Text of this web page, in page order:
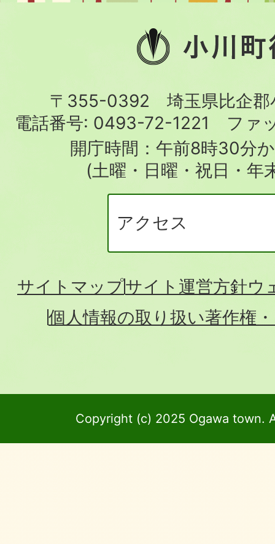
小
川
役
場
〒355-0392 埼玉県比企郡
電話番号: 0493-72-1221
ファ
開庁時間：午前8時30分
(土曜・日曜・祝日・年
アクセス
サイトマップサイト運営方針ウ
個人情報の取り扱い著作権
Copyright (c) 2025 Ogawa town.